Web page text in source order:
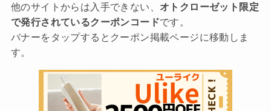
他のサイトからは入手できない、 オトクローゼット限定
で発行されているクーポンコードです。
バナーをタップするとクーポン掲載ページに移動しま
す。